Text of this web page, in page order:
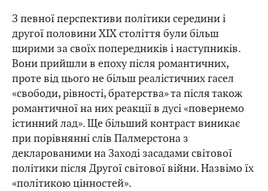
З певної перспективи політики середини і
другої половини ХІХ століття були більш
щирими за своїх попередників і наступників.
Вони прийшли в епоху після романтичних,
проте від цього не більш реалістичних гасел
«свободи, рівності, братерства» та після також
романтичної на них реакції в дусі «повернемо
істинний лад». Ще більший контраст виникає
при порівнянні слів Палмерстона з
декларованими на Заході засадами світової
політики після Другої світової війни. Назвімо їх
«політикою цінностей».